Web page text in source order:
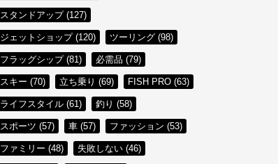
スタンドアップ (127)
ジェットショップ (120) ツーリング (98)
フラッグシップ (81) 必需品 (79)
スキー (70) 立ち乗り (69) FISH PRO (63)
ライフスタイル (61) 釣り (58)
スポーツ (57) 車 (57) ファッション (53)
ファミリー (48) 失敗しない (46)